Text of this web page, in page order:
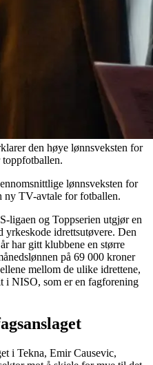
den høye lønnsveksten for
lønnsveksten for
ny TV-avtale for fotballen.
ligaen og Toppserien utgjør en
yrkeskode idrettsutøvere. Den
har gitt klubbene en større
på 69 000 kroner
mellom de ulike idrettene,
i NISO, som er en fagforening
i Tekna, Emir Causevic,